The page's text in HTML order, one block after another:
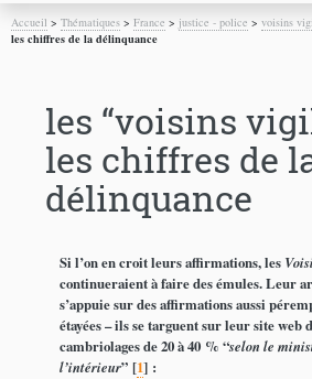
Accueil >Thématiques >France > justice - police >voisins
les chiffres de la délinquance
les “voisins
les chiffres de
délinquance
Si l’on en croit leurs affirmations, les
continueraient à faire des émules. Leur
s’appuie sur des affirmations aussi
étayées – ils se targuent sur leur site web
cambriolages de 20 à 40 % “selon le
l’intérieur”[1]: